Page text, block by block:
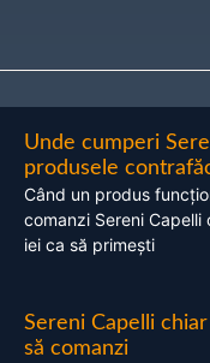
Unde cumperi
produsele
Când un produs
comanzi Sereni
iei ca să primești
Sereni Capelli
să comanzi